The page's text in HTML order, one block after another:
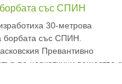
у нас - Еньовден,
о
със СПИН
30-метрова
борбата със СПИН.
Превантивно
по наркотични вещества е